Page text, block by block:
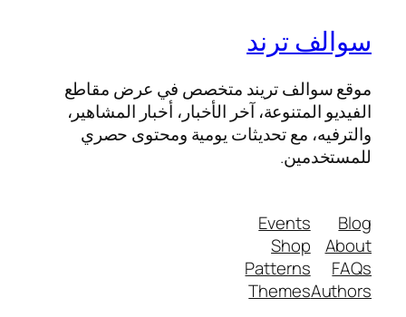
سوالف ترند
موقع سوالف تريند متخصص في عرض مقاطع
الفيديو المتنوعة، آخر الأخبار، أخبار المشاهير،
والترفيه، مع تحديثات يومية ومحتوى حصري
للمستخدمين.
Blog
About
FAQs
Authors
Events
Shop
Patterns
Themes